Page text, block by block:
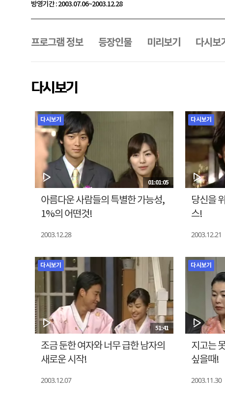
방영기간 : 2003.07.06~2003.12.28
프로그램 정보 등장인물 미리보기 다시보
다시보기
다시보기
01:01:05
아름다운 사람들의 특별한 가능성,
1%의 어떤것!
2003.12.28
다시보기
당신을
스!
2003.12.21
다시보기
51:41
조금 둔한 여자와 너무 급한 남자의
새로운 시작!
2003.12.07
다시보기
지고는
싶을때!
2003.11.30